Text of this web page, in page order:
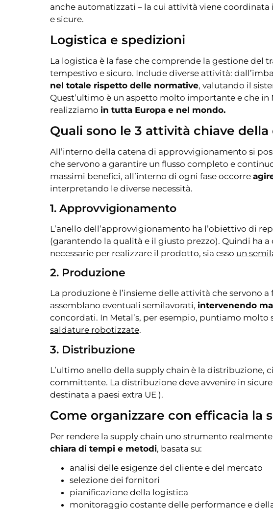
anche automatizzati – la cui attività viene
e sicure.
Logistica e spedizioni
La logistica è la fase che comprende la gestione
tempestivo e sicuro. Include diverse attività:
nel totale rispetto delle normative, valutando il
Quest’ultimo è un aspetto molto importante e che
realizziamo in tutta Europa e nel mondo.
Quali sono le 3 attività chiave
All’interno della catena di approvvigionamento si
che servono a garantire un flusso completo e
massimi benefici, all’interno di ogni fase occorre
interpretando le diverse necessità.
1. Approvvigionamento
L’anello dell’approvvigionamento ha l’obiettivo di
(garantendo la qualità e il giusto prezzo). Quindi ha a
necessarie per realizzare il prodotto, sia esso un
2. Produzione
La produzione è l’insieme delle attività che servono
assemblano eventuali semilavorati, intervenendo
concordati. In Metal’s, per esempio, puntiamo
saldature robotizzate.
3. Distribuzione
L’ultimo anello della supply chain è la distribuzione,
committente. La distribuzione deve avvenire in
destinata a paesi extra UE ).
Come organizzare con efficacia la
Per rendere la supply chain uno strumento
chiara di tempi e metodi, basata su:
analisi delle esigenze del cliente e del mercato
selezione dei fornitori
pianificazione della logistica
monitoraggio costante delle performance e